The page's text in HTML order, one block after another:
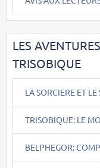
LES
TRISOBIQUE
LA SORCIERE ET LE
TRISOBIQUE: LE
BELPHEGOR: